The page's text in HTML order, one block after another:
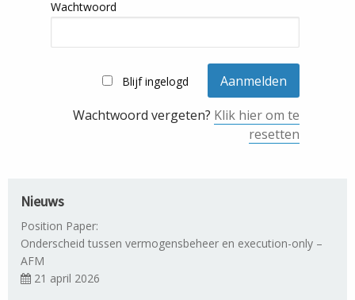
Wachtwoord
Blijf ingelogd
Wachtwoord vergeten? Klik hier om te
resetten
Nieuws
Position Paper:
Onderscheid tussen vermogensbeheer en execution-only –
AFM
21 april 2026